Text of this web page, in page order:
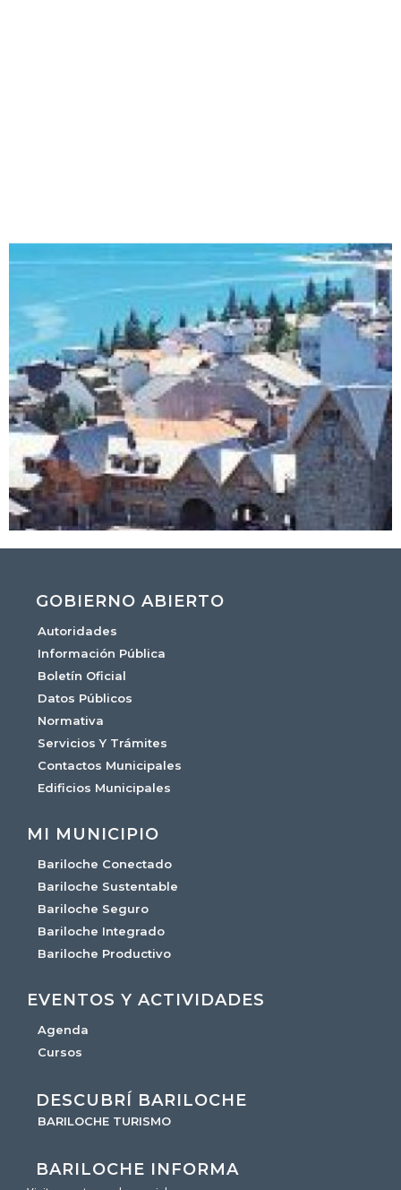
GOBIERNO ABIERTO
Autoridades
Información Pública
Boletín Oficial
Datos Públicos
Normativa
Servicios Y Trámites
Contactos Municipales
Edificios Municipales
MI MUNICIPIO
Bariloche Conectado
Bariloche Sustentable
Bariloche Seguro
Bariloche Integrado
Bariloche Productivo
EVENTOS Y ACTIVIDADES
Agenda
Cursos
DESCUBRÍ BARILOCHE
BARILOCHE TURISMO
BARILOCHE INFORMA